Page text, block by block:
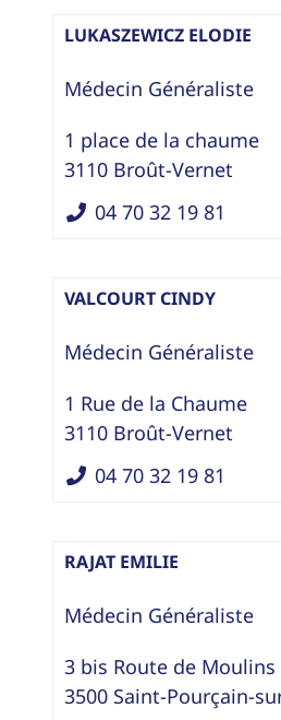
LUKASZEWICZ ELODIE
Médecin Généraliste
1 place de la chaume
3110 Broût-Vernet
04 70 32 19 81
VALCOURT CINDY
Médecin Généraliste
1 Rue de la Chaume
3110 Broût-Vernet
04 70 32 19 81
RAJAT EMILIE
Médecin Généraliste
3 bis Route de Moulins
3500 Saint-Pourçain-